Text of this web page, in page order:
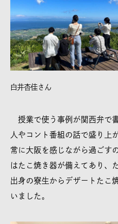
白井杏佳さん
授業で使う事例が関西弁で
人やコント番組の話で盛り上
常に大阪を感じながら過ごす
はたこ焼き器が備えてあり、
出身の寮生からデザートたこ
いました。